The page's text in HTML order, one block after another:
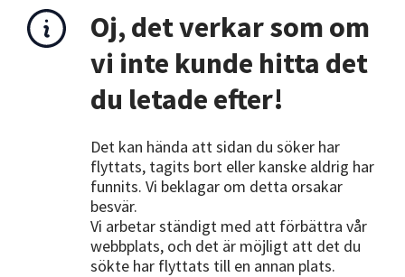
Nyheter
Avdelningar
Oj, det verkar som om
vi inte kunde hitta det
du letade efter!
Det kan hända att sidan du söker har
flyttats, tagits bort eller kanske aldrig har
funnits. Vi beklagar om detta orsakar
besvär.
Vi arbetar ständigt med att förbättra vår
webbplats, och det är möjligt att det du
sökte har flyttats till en annan plats.